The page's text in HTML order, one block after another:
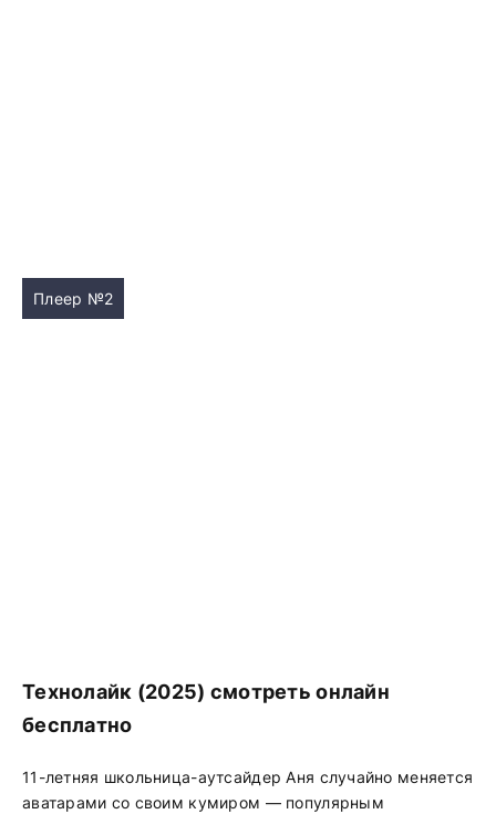
Плеер №2
Технолайк (2025) смотреть онлайн
бесплатно
11-летняя школьница-аутсайдер Аня случайно меняется
аватарами со своим кумиром — популярным